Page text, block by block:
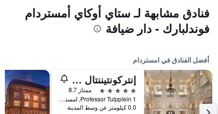
فنادق مشابهة لـ ستاي أوكاي أمستردام
فوندلبارك - دار ضيافة
أفضل الفنادق في امستردام
إنتركونتيننتال أمستل أمستردام
5 نجوم
ممتاز 8.7
Professor Tulpplein 1, امستردام, مقاطعة شمال هولندا, هولندا
0.0 كيلومتر عن وسط المدينة